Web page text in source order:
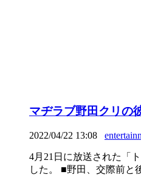
マヂラブ野田クリの
2022/04/22 13:08
4月21日に放送された「
した。 ■野田、交際前と